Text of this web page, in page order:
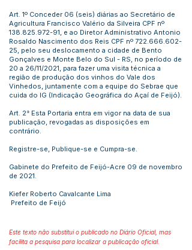
Art. 1º Conceder 06 (seis) diárias ao Secretário de
Agricultura Francisco Valério da Silveira CPF nº
138.825.972-91, e ao Diretor Administrativo Antonio
Rosaldo Nascimento dos Reis CPF nº 722.666.602-
25, pelo seu deslocamento a cidade de Bento
Gonçalves e Monte Belo do Sul - RS, no período de
20 a 26/11/2021, para fazer uma visita técnica a
região de produção dos vinhos do Vale dos
Vinhedos, juntamente com a equipe do Sebrae que
cuida do IG (Indicação Geográfica do Açaí de Feijó).
Art. 2° Esta Portaria entra em vigor na data de sua
publicação, revogadas as disposições em
contrário.
Registre-se, Publique-se e Cumpra-se.
Gabinete do Prefeito de Feijó-Acre 09 de novembro
de 2021.
Kiefer Roberto Cavalcante Lima
Prefeito de Feijó
Este texto não substitui o publicado no Diário Oficial, mas
facilita a pesquisa para localizar a publicação oficial.